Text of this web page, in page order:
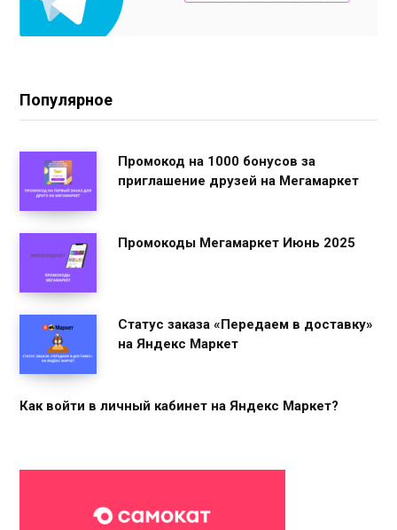
Популярное
Промокод на 1000 бонусов за
приглашение друзей на Мегамаркет
Промокоды Мегамаркет Июнь 2025
Статус заказа «Передаем в доставку»
на Яндекс Маркет
Как войти в личный кабинет на Яндекс Маркет?